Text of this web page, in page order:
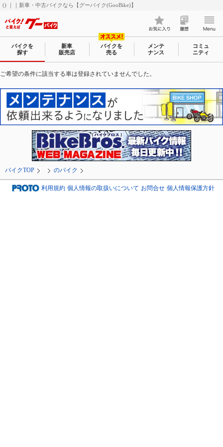
() ｜｜新車・中古バイクなら【グーバイク(GooBike)】
バイクを
探す
新車
販売店
バイクを
売る
メンテ
ナンス
コミュ
ニティ
ご希望の条件に該当する車は登録されていませんでした。
バイクTOP のバイク
利用規約 個人情報の取扱いについて お問合せ 個人情報保護方針